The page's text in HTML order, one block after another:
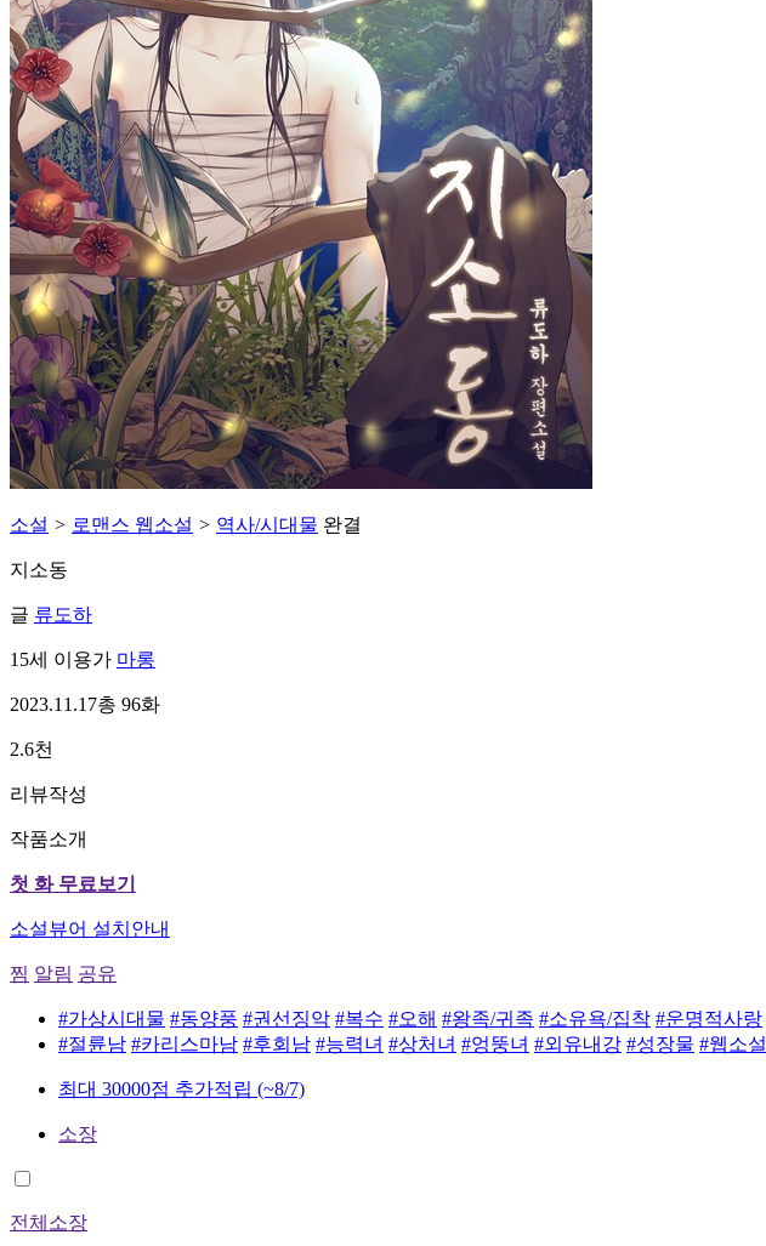
소설 > 로맨스 웹소설 > 역사/시대물 완결
지소동
글 류도하
15세 이용가 마롱
2023.11.17총 96화
2.6천
리뷰작성
작품소개
첫 화 무료보기
소설뷰어 설치안내
찜 알림 공유
#가상시대물 #동양풍 #권선징악 #복수 #오해 #왕족/귀족 #소유욕/집착 #운명적사랑
#절륜남 #카리스마남 #후회남 #능력녀 #상처녀 #엉뚱녀 #외유내강 #성장물 #웹소설
최대 30000점 추가적립 (~8/7)
소장
전체소장